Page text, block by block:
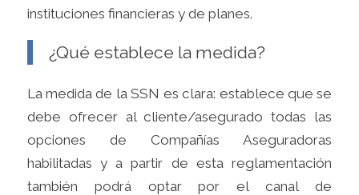
instituciones financieras y de planes.
¿Qué establece la medida?
La medida de la SSN es clara: establece que se
debe ofrecer al cliente/asegurado todas las
opciones de Compañías Aseguradoras
habilitadas y a partir de esta reglamentación
también podrá optar por el canal de